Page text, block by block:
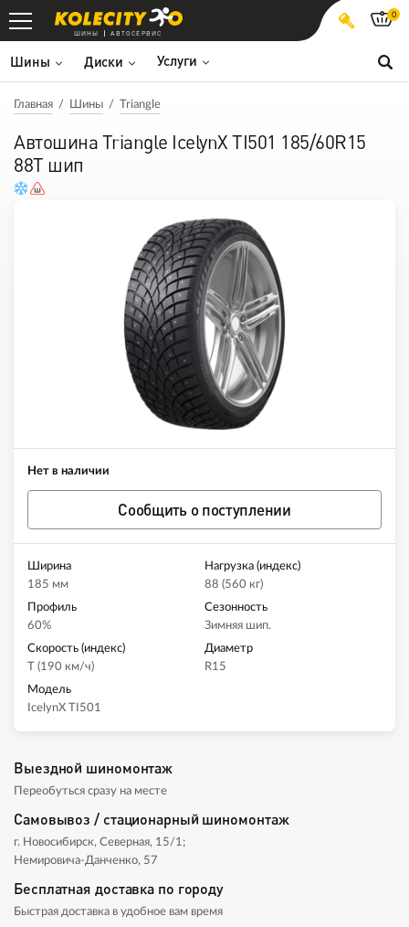
ШИНЫ АВТОСЕРВИС
Шины Диски Услуги
0
Главная Шины Triangle
Автошина Triangle IcelynX TI501 185/60R15
88T шип
Нет в наличии
Сообщить о поступлении
Ширина
185 мм
Нагрузка (индекс)
88 (560 кг)
Профиль
60%
Сезонность
Зимняя шип.
Скорость (индекс)
T (190 км/ч)
Диаметр
R15
Модель
IcelynX TI501
Выездной шиномонтаж
Переобуться сразу на месте
Самовывоз / стационарный шиномонтаж
г. Новосибирск, Северная, 15/1;
Немировича-Данченко, 57
Бесплатная доставка по городу
Быстрая доставка в удобное вам время